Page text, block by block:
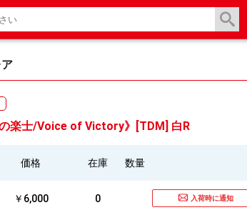
楽士/Voice of Victory》[TDM] 白R
価格 在庫 数量
￥6,000 0 入荷時に通知